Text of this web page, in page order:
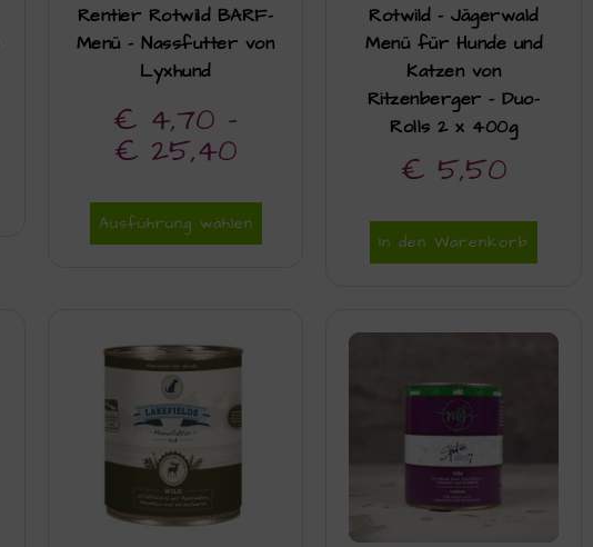
Rentier Rotwild BARF-
Menü – Nassfutter von
Lyxhund
€ 4,70 –
€ 25,40
Ausführung wählen
Rotwild – Jägerwald
Menü für Hunde und
Katzen von
Ritzenberger – Duo-
Rolls 2 x 400g
€ 5,50
In den Warenkorb